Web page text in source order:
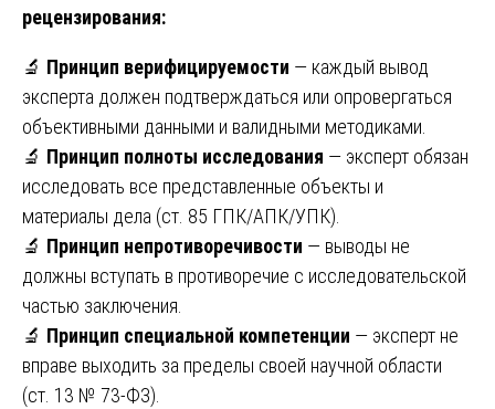
рецензирования:
🔬 Принцип верифицируемости — каждый вывод
эксперта должен подтверждаться или опровергаться
объективными данными и валидными методиками.
🔬 Принцип полноты исследования — эксперт обязан
исследовать все представленные объекты и
материалы дела (ст. 85 ГПК/АПК/УПК).
🔬 Принцип непротиворечивости — выводы не
должны вступать в противоречие с исследовательской
частью заключения.
🔬 Принцип специальной компетенции — эксперт не
вправе выходить за пределы своей научной области
(ст. 13 № 73-ФЗ).